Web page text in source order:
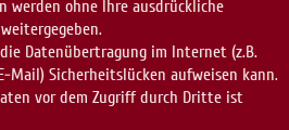
werden ohne Ihre ausdrückliche
Datenübertragung im Internet (z.B.
Mail) Sicherheitslücken aufweisen kann.
vor dem Zugriff durch Dritte ist